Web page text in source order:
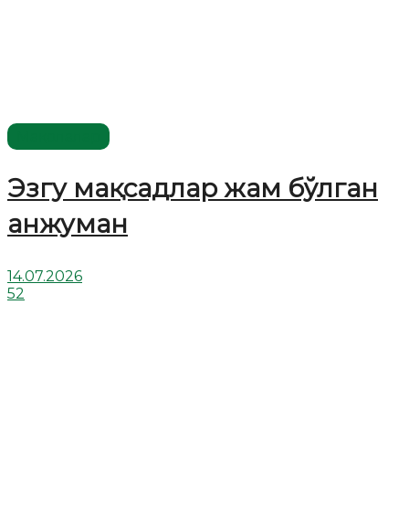
Эзгу мақсадлар жам бўлган
анжуман
14.07.2026
52